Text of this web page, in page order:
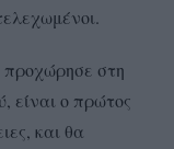
στη
είναι ο πρώτος
και θα